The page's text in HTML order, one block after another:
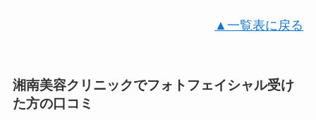
▲一覧表に戻る
湘南美容クリニックでフォトフェイシャル受け
た方の口コミ